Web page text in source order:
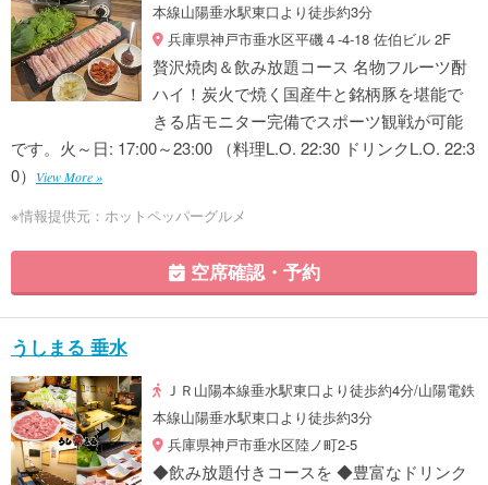
本線山陽垂水駅東口より徒歩約3分
兵庫県神戸市垂水区平磯４-4-18 佐伯ビル 2F
贅沢焼肉＆飲み放題コース 名物フルーツ酎
ハイ！炭火で焼く国産牛と銘柄豚を堪能で
きる店モニター完備でスポーツ観戦が可能
です。火～日: 17:00～23:00 （料理L.O. 22:30 ドリンクL.O. 22:3
0）
View More »
※情報提供元：ホットペッパーグルメ
空席確認・予約
うしまる 垂水
ＪＲ山陽本線垂水駅東口より徒歩約4分/山陽電鉄
本線山陽垂水駅東口より徒歩約3分
兵庫県神戸市垂水区陸ノ町2-5
◆飲み放題付きコースを ◆豊富なドリンク